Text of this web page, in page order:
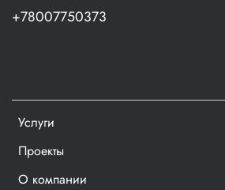
Долговечность. Высокий
любой конфигурации;;
Эстетика. Квадро ложемент
завершённого технологического
Услуги
Проекты
О компании
+78007750373